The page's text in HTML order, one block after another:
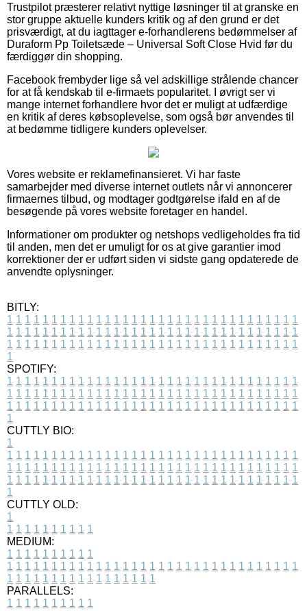
Trustpilot præsterer relativt nyttige løsninger til at granske en
stor gruppe aktuelle kunders kritik og af den grund er det
prisværdigt, at du iagttager e-forhandlerens bedømmelser af
Duraform Pp Toiletsæde – Universal Soft Close Hvid før du
færdiggør din shopping.
Facebook frembyder lige så vel adskillige strålende chancer
for at få kendskab til e-firmaets popularitet. I øvrigt ser vi
mange internet forhandlere hvor det er muligt at udfærdige
en kritik af deres købsoplevelse, som også bør anvendes til
at bedømme tidligere kunders oplevelser.
Vores website er reklamefinansieret. Vi har faste
samarbejder med diverse internet outlets når vi annoncerer
firmaernes tilbud, og modtager godtgørelse ifald en af de
besøgende på vores website foretager en handel.
Informationer om produkter og netshops vedligeholdes fra tid
til anden, men det er umuligt for os at give garantier imod
korrektioner der er udført siden vi sidste gang opdaterede de
anvendte oplysninger.
BITLY:
1 1 1 1 1 1 1 1 1 1 1 1 1 1 1 1 1 1 1 1 1 1 1 1 1 1 1 1 1 1 1 1 1
1 1 1 1 1 1 1 1 1 1 1 1 1 1 1 1 1 1 1 1 1 1 1 1 1 1 1 1 1 1 1 1 1
1 1 1 1 1 1 1 1 1 1 1 1 1 1 1 1 1 1 1 1 1 1 1 1 1 1 1 1 1 1 1 1 1
1
SPOTIFY:
1 1 1 1 1 1 1 1 1 1 1 1 1 1 1 1 1 1 1 1 1 1 1 1 1 1 1 1 1 1 1 1 1
1 1 1 1 1 1 1 1 1 1 1 1 1 1 1 1 1 1 1 1 1 1 1 1 1 1 1 1 1 1 1 1 1
1 1 1 1 1 1 1 1 1 1 1 1 1 1 1 1 1 1 1 1 1 1 1 1 1 1 1 1 1 1 1 1 1
1
CUTTLY BIO:
1
1 1 1 1 1 1 1 1 1 1 1 1 1 1 1 1 1 1 1 1 1 1 1 1 1 1 1 1 1 1 1 1 1
1 1 1 1 1 1 1 1 1 1 1 1 1 1 1 1 1 1 1 1 1 1 1 1 1 1 1 1 1 1 1 1 1
1 1 1 1 1 1 1 1 1 1 1 1 1 1 1 1 1 1 1 1 1 1 1 1 1 1 1 1 1 1 1 1 1
1
CUTTLY OLD:
1
1 1 1 1 1 1 1 1 1 1
MEDIUM:
1 1 1 1 1 1 1 1 1 1
1 1 1 1 1 1 1 1 1 1 1 1 1 1 1 1 1 1 1 1 1 1 1 1 1 1 1 1 1 1 1 1 1
1 1 1 1 1 1 1 1 1 1 1 1 1 1 1 1 1
PARALLELS:
1 1 1 1 1 1 1 1 1 1